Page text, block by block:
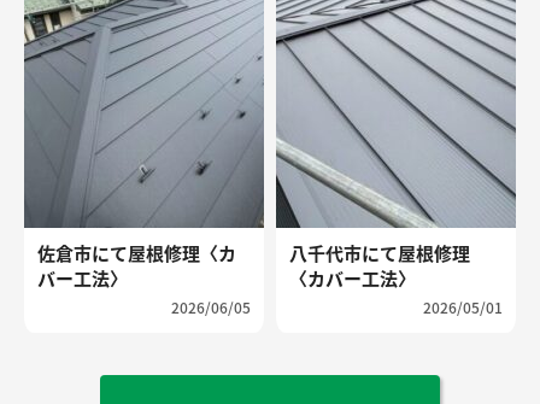
佐倉市にて屋根修理〈カ
バー工法〉
2026/06/05
八千代市にて屋根修理
〈カバー工法〉
2026/05/01